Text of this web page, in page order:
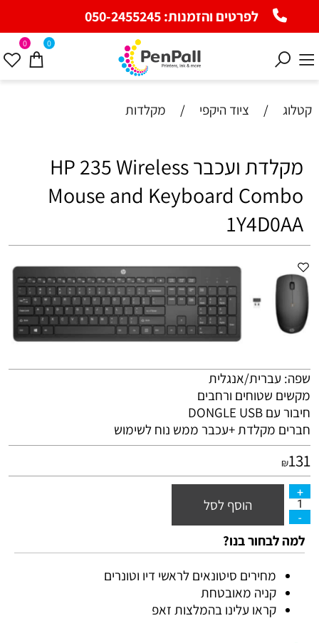
לפרטים והזמנות:050-2455245
0 0
קטלוג / ציוד היקפי / מקלדות
‏מקלדת ועכבר HP 235 Wireless
Mouse and Keyboard Combo
1Y4D0AA
שפה: עברית/אנגלית
מקשים שטוחים ורחבים
חיבור עם
DONGLE USB
חברים מקלדת +עכבר ממש נוח לשימוש
₪131
הוסף לסל
למה לבחור בנו?
מחירים סיטונאים לראשי דיו וטונרים
קניה מאובטחת
קראו עלינו בהמלצות זאפ